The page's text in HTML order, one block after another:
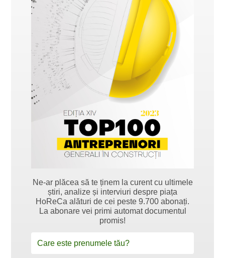
Ne-ar plăcea să te ținem la curent cu ultimele
știri, analize și interviuri despre piața
HoReCa alături de cei peste 9.700 abonați.
La abonare vei primi automat documentul
promis!